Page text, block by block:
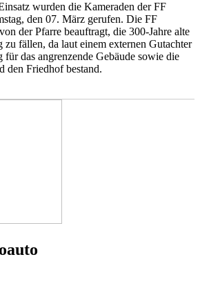
wurden die Kameraden der FF
den 07. März gerufen. Die FF
der Pfarre beauftragt, die 300-Jahre alte
fällen, da laut einem externen Gutachter
für das angrenzende Gebäude sowie die
den Friedhof bestand.